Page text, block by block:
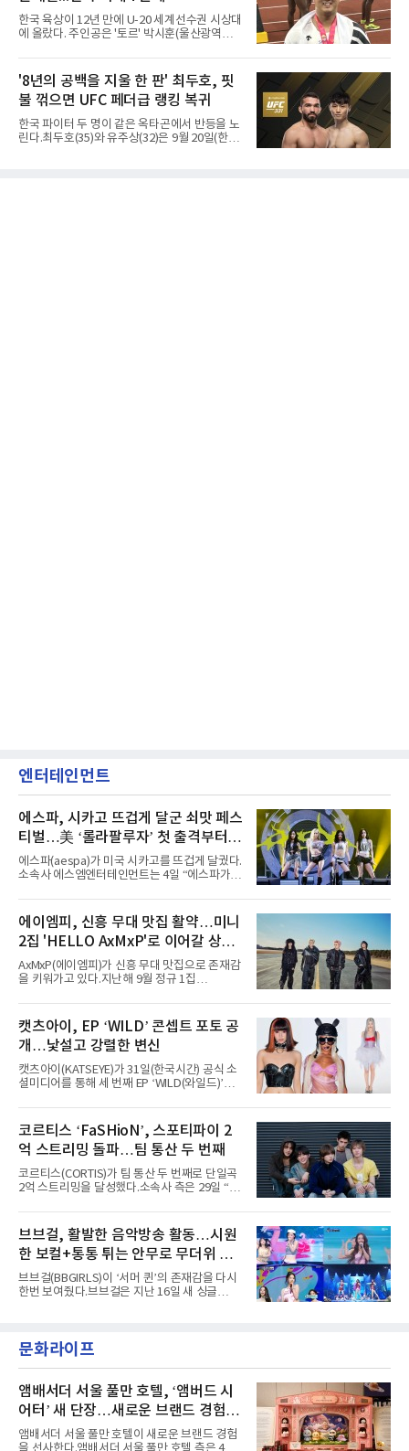
마레는 조별리그부터 결승까지 6전 전승을 거뒀
고, 디야산이 최우수선수(MVP)로 뽑혔다.
한국 육상이 12년 만에 U-20 세계선수권 시상대
에 올랐다. 주인공은 '토르' 박시훈(울산광역시)
진 헤이워드 필드에서 열린 세계육상연맹(WA)
20세 이하 세계선수권 남자 포환던지기 결선에
서 20.31ｍ를 던져 2위에 올랐다. 우승자 알레산
드로 보르헤스(브라질)와는 4㎝ 차이였다.기록
의 의미는 크다. 1986년 시작된 이 대회에서 한
국이 따낸 메달은 은 1개와 동 5개뿐이다. 1992
년 이진일(800ｍ)의 은메달 이후 박재홍, 박재
'8년의 공백을 지울 한 판' 최두호, 핏
불 꺾으면 UFC 페더급 랭킹 복귀
한국 파이터 두 명이 같은 옥타곤에서 반등을 노
린다.최두호(35)와 유주상(32)은 9월 20일(한국
엔터테인먼트
에스파, 시카고 뜨겁게 달군 쇠맛 페스
티벌…美 ‘롤라팔루자’ 첫 출격부터
증명한 존재감
에스파(aespa)가 미국 시카고를 뜨겁게 달궜다.
소속사 에스엠엔터테인먼트는 4일 “에스파가
서 열린 ‘롤라팔루자 시카고’(Lollapalooza
Chicago)의 알리안츠 스테이지에 올랐다”며
“총 14곡으로 구성된 세트리스트를 선사, 데뷔 7
년 차다운 노련한 무대 매너와 파워풀한 에너지
로 현장의 분위기를 압도했다”고 밝혔다.1991
년 시작된 ‘롤라팔루자’는 8개 스테이지, 170여
팀의 아티스트와 40만 명 이상의 관객이 운집하
코르티스 등 K팝 스타들이 출연진 명단에 이름
을 올렸다.이날 에스파는
에이엠피, 신흥 무대 맛집 활약…미니
2집 'HELLO AxMxP'로 이어갈 상승
세
AxMxP(에이엠피)가 신흥 무대 맛집으로 존재감
을 키워가고 있다.지난해 9월 정규 1집
AxMxP는 데뷔 전부터 버스킹과 각종 페스티벌,
공연 무대에 오르며 실전 경험을 쌓아왔다.이들
은 소속사 패밀리 콘서트를 비롯해 '뷰티풀 민트
라이프 2025', '2025 부산국제록페스티벌' 등 대
형 무대에 잇달아 출연해 당찬 에너지와 풋풋한
매력으로 음악팬들의 눈도장을 찍었다.이후
AxMxP는 '카운트다운 판타지 2025-2026',
정적인 실력을 입증했고, 올해 '2026 어썸뮤직
페스티벌', '뷰티풀 민트 라이프 2026', '2026
캣츠아이, EP ‘WILD’ 콘셉트 포토 공
개…낯설고 강렬한 변신
캣츠아이(KATSEYE)가 31일(한국시간) 공식 소
셜미디어를 통해 세 번째 EP ‘WILD(와일드)’의
heart(와일드 하트)’라는 제목이 붙은 콘셉트 포
토에는 멤버들의 본능적이고 야성적인 면모가
강렬하게 담겼다. 짙은 아이섀도와 푸른빛·금빛·
붉은빛의 컬러 렌즈가 비현실적인 분위기를 자
아내고, 여러 원색이 불규칙하게 뒤섞인 멀티컬
러 헤어와 과감한 블루·블랙 립 메이크업이 낯설
고도 매혹적인 비주얼을 완성했다.스타일링 역
엣을 거침없이 결합했다. 멤버들은 각기 다른 개
성을 살린 스타일링을 선
코르티스 ‘FaSHioN’, 스포티파이 2
억 스트리밍 돌파…팀 통산 두 번째
코르티스(CORTIS)가 팀 통산 두 번째로 단일곡
2억 스트리밍을 달성했다.소속사 측은 29일 “코
벌 오디오·음원 스트리밍 플랫폼 스포티파이에
서 27일 자로 누적 재생 수 2억 회를 돌파했
다”고 밝혔다.곡이 발표된 지 약 10개월 만이다.
팀의 첫 번째 2억 스트리밍 곡은 동일 음반에 수
록된 ‘GO!’다. 이 노래는 공개 약 9개월 만인 지
난달 26일 자에 2억 고지를 밟았다. 이는 최근 5
년 내 데뷔한 보이그룹의 곡 중 최단기 2억 달성
했다. “내 티, 5 bucks 바지는, 만원” 등 멤버들
의 라이프 스타일
브브걸, 활발한 음악방송 활동…시원
한 보컬+통통 튀는 안무로 무더위 사
냥
브브걸(BBGIRLS)이 ‘서머 퀸’의 존재감을 다시
한번 보여줬다.브브걸은 지난 16일 새 싱글
MBC '쇼! 음악중심', SBS '인기가요' 등 주요 음
악방송 무대에 올라 화려한 퍼포먼스를 펼쳤다.
력을 앞세워 매 무대 색다른 볼거리를 선사했다.
특히 화사한 파스텔 톤의 비치웨어부터 청량한
마린룩, 햇살 아래 반짝이는 물결을 연상시키는
스커트, 강렬한 붉은 계열의 스타일링까지 각기
다른 매력을 선보였다. 브브걸은 다채로운 여름
문화라이프
앰배서더 서울 풀만 호텔, ‘앰버드 시
어터’ 새 단장…새로운 브랜드 경험 선
사
앰배서더 서울 풀만 호텔이 새로운 브랜드 경험